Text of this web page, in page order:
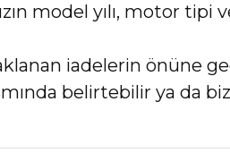
model yılı, motor
iadelerin önüne
belirtebilir ya da